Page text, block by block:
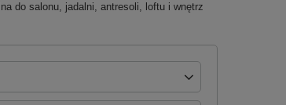
do salonu, jadalni, antresoli, loftu i wnętrz